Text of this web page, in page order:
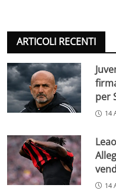
ARTICOLI RECENTI
per
14
14